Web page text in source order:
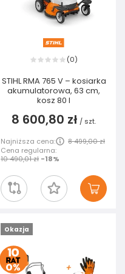
(0)
STIHL RMA 765 V – kosiarka
akumulatorowa, 63 cm,
kosz 80 l
8 600,80 zł / szt.
Najniższa cena:
8 499,00 zł
Cena regularna:
10 490,01 zł -18%
Okazja